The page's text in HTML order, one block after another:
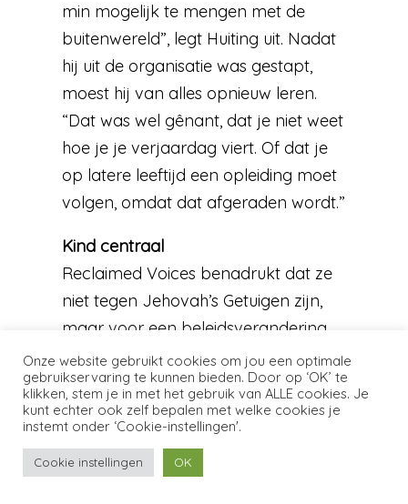
min mogelijk te mengen met de
buitenwereld”, legt Huiting uit. Nadat
hij uit de organisatie was gestapt,
moest hij van alles opnieuw leren.
“Dat was wel gênant, dat je niet weet
hoe je je verjaardag viert. Of dat je
op latere leeftijd een opleiding moet
volgen, omdat dat afgeraden wordt.”
Kind centraal
Reclaimed Voices benadrukt dat ze
niet tegen Jehovah’s Getuigen zijn,
maar voor een beleidsverandering.
“Het kind staat nu niet centraal”, legt
Huiting uit. In zijn ogen moet er in het
beleid opgenomen worden dat ook
ouderlingen en ambtsdragers
binnen de organisatie aangifte doen
Onze website gebruikt cookies om jou een optimale
gebruikservaring te kunnen bieden. Door op ‘OK’ te
klikken, stem je in met het gebruik van ALLE cookies. Je
kunt echter ook zelf bepalen met welke cookies je
instemt onder ‘Cookie-instellingen'.
Cookie instellingen OK